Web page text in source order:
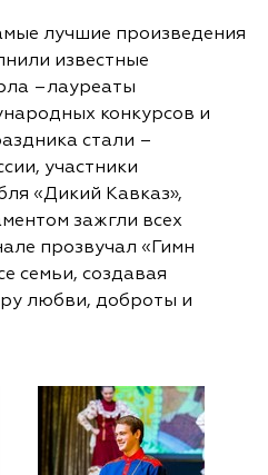
лучшие произведения
известные
–лауреаты
конкурсов и
стали –
участники
«Дикий Кавказ»,
зажгли всех
прозвучал «Гимн
семьи, создавая
любви, доброты и